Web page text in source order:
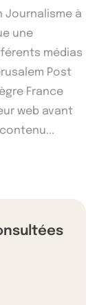
Journalisme à
une
médias
Post
France
web avant